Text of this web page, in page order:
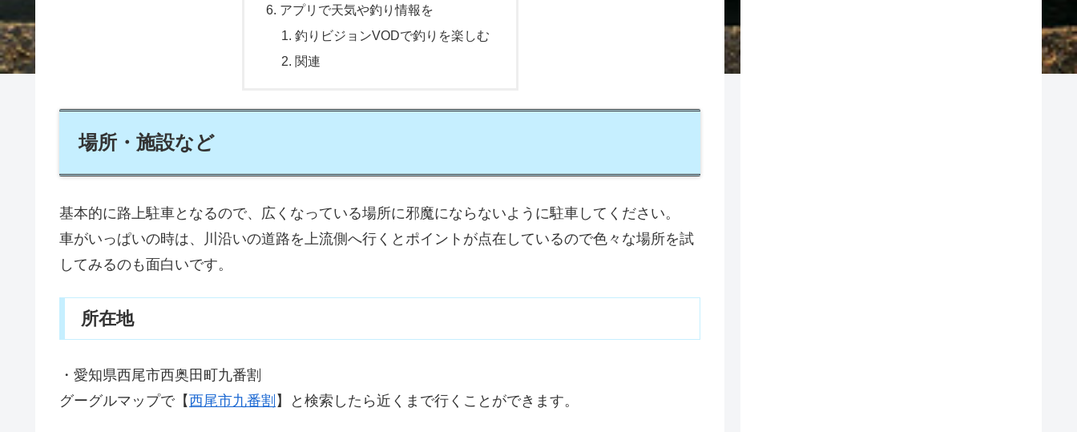
アプリで天気や釣り情報を
釣りビジョンVODで釣りを楽しむ
関連
場所・施設など
基本的に路上駐車となるので、広くなっている場所に邪魔にならないように駐車してください。
車がいっぱいの時は、川沿いの道路を上流側へ行くとポイントが点在しているので色々な場所を試
してみるのも面白いです。
所在地
・愛知県西尾市西奥田町九番割
グーグルマップで【西尾市九番割 】と検索したら近くまで行くことができます。